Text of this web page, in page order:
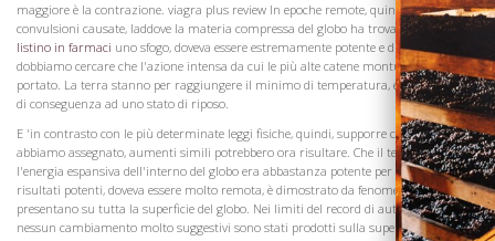
maggiore è la contrazione. viagra plus review In epoche remote, quindi, le
convulsioni causate, laddove la materia compressa del globo ha trovatolevitra
listino in farmaci uno sfogo, doveva essere estremamente potente e di tali periodi,
dobbiamo cercare che l'azione intensa da cui le più alte catene montuose hanno
portato. La terra stanno per raggiungere il minimo di temperatura, e la sua massa
di conseguenza ad uno stato di riposo.
E 'in contrasto con le più determinate leggi fisiche, quindi, supporre che, dalla causa
abbiamo assegnato, aumenti simili potrebbero ora risultare. Che il tempo in cui
l'energia espansiva dell'interno del globo era abbastanza potente per produrre tali
risultati potenti, doveva essere molto remota, è dimostrato da fenomeni che si
presentano su tutta la superficie del globo. Nei limiti del record di autentica anche,
nessun cambiamento molto suggestivi sono stati prodotti sulla superficie della
Visita la
Cantina